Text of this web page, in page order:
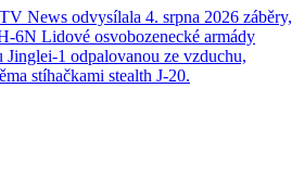
News odvysílala 4. srpna 2026 záběry,
6N Lidové osvobozenecké armády
Jinglei-1 odpalovanou ze vzduchu,
stíhačkami stealth J-20.